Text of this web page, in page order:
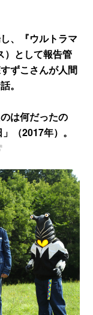
、『ウルトラマ
）として報告管
ずこさんが人間
。
は何だったの
（2017年）。